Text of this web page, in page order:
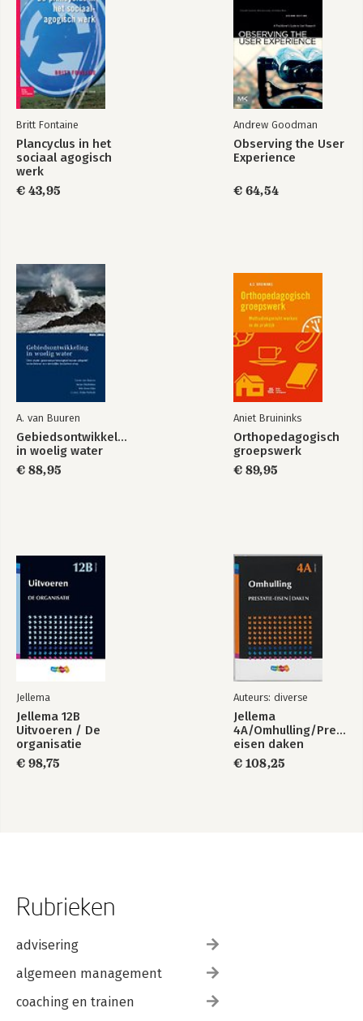
VII Integriteit
VIII Vertrouwen
D. Veranderingsprocessen bij de overheid
- Inleiding
IX Overheid, markt en bedrijfsmatig werken
X Veranderende gezagsverhoudingen bij de overheid
Britt Fontaine
Plancyclus in het
sociaal agogisch
werk
€ 43,95
Andrew Goodman
Observing the User
Experience
€ 64,54
A. van Buuren
Gebiedsontwikkeling
in woelig water
€ 88,95
Aniet Bruininks
Orthopedagogisch
groepswerk
€ 89,95
Jellema
Jellema 12B
Uitvoeren / De
organisatie
€ 98,75
Auteurs: diverse
Jellema
4A/Omhulling/
eisen daken
€ 108,25
Rubrieken
advisering
algemeen management
coaching en trainen